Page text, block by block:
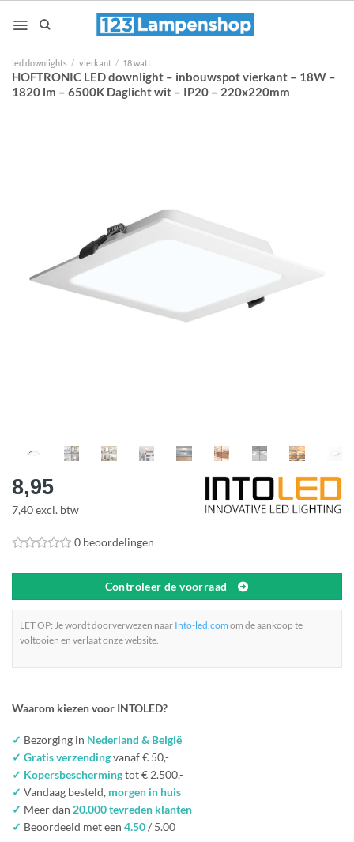
naar
led downlights / vierkant / 18 watt
HOFTRONIC LED downlight – inbouwspot vierkant – 18W –
1820 lm – 6500K Daglicht wit – IP20 – 220x220mm
8,95
7,40 excl. btw
0 beoordelingen
Controleer de voorraad
LET OP: Je wordt doorverwezen naar Into-led.com om de aankoop te
voltooien en verlaat onze website.
Waarom kiezen voor INTOLED?
✓ Bezorging in Nederland & België
✓ Gratis verzendingvanaf € 50,-
✓ Kopersbeschermingtot € 2.500,-
✓ Vandaag besteld, morgen in huis
✓ Meer dan 20.000 tevreden klanten
✓ Beoordeeld met een 4.50/ 5.00